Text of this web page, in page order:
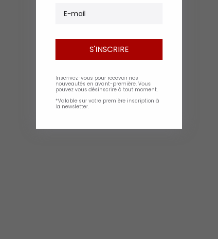
S'INSCRIRE
Inscrivez-vous pour recevoir nos
nouveautés en avant-première. Vous
pouvez vous désinscrire à tout moment.
*Valable sur votre première inscription à
la newsletter.